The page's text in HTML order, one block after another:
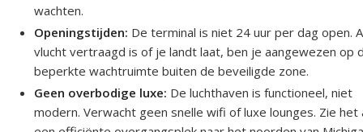
wachten.
Openingstijden: De terminal is niet 24 uur per dag open.
vlucht vertraagd is of je landt laat, ben je aangewezen op
beperkte wachtruimte buiten de beveiligde zone.
Geen overbodige luxe: De luchthaven is functioneel, niet
modern. Verwacht geen snelle wifi of luxe lounges. Zie het